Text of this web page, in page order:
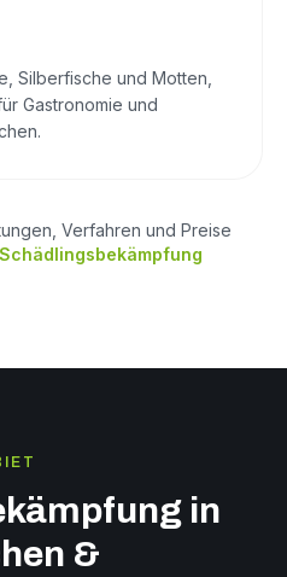
Silberfische und Motten,
Gastronomie und
Verfahren und Preise
Schädlingsbekämpfung
in
&